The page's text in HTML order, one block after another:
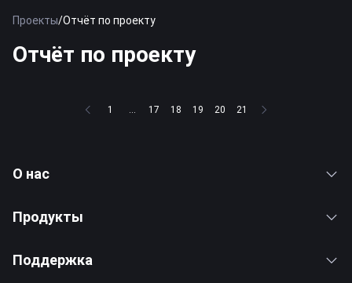
Проекты/Отчёт по проекту
Отчёт по проекту
1 ... 17 18 19 20 21
О нас
Продукты
Поддержка